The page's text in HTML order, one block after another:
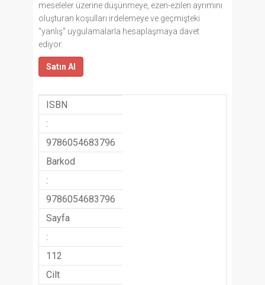
meseleler üzerine düşünmeye, ezen-ezilen ayrımını
oluşturan koşulları irdelemeye ve geçmişteki
"yanlış" uygulamalarla hesaplaşmaya davet
ediyor.
Satın Al
ISBN
:
9786054683796
Barkod
:
9786054683796
Sayfa
:
112
Cilt